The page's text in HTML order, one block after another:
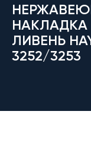
ЛИВЕНЬ
3252/3253